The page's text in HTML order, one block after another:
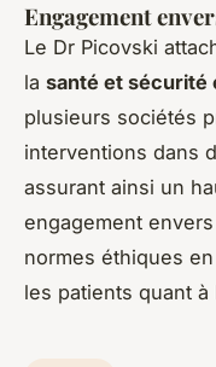
Engagement
Le Dr Picovski
la santé et sécurité
plusieurs sociétés
interventions dans
assurant ainsi un
engagement
normes éthiques
les patients quant